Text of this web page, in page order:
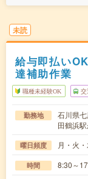
未読
給与即払い
達補助作業
職種未経験OK 交
勤務地
石川県
田鶴浜
曜日頻度 月・火
時間 8:30～